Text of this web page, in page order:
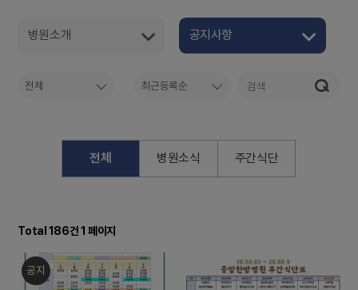
병원소개 공지사항
전체 최근등록순
전체 병원소식 주간식단
Total 186건1 페이지
공지